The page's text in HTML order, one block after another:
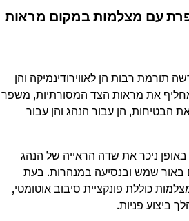
עם מצלמות במקום מראות
תורמת רבות הן לאווירודינמיקה והן
את מראות הצד המסורתיות, משפר
הבטיחות, הן עבור הנהג והן עבור
ניכר את שדה הראייה של הנהג
באור שמש ובנסיעה במנהרות. בעת
כוללת פונקציית סיבוב אוטומטי,
ביצוע פניות.